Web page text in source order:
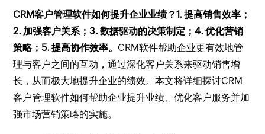
CRM客户管理软件如何提升企业业绩？1. 提高销售效率；
2. 加强客户关系；3. 数据驱动的决策制定；4. 优化营销
策略；5. 提高协作效率。 CRM软件帮助企业更有效地管
理与客户之间的互动，通过深化客户关系来驱动销售增
长，从而极大地提升企业的绩效。本文将详细探讨CRM
客户管理软件如何帮助企业提升业绩、优化客户服务并加
强市场营销策略的实施。